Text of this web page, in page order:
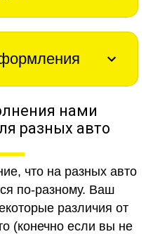
нами
разных авто
что на разных авто
по-разному. Ваш
различия от
(конечно если вы не